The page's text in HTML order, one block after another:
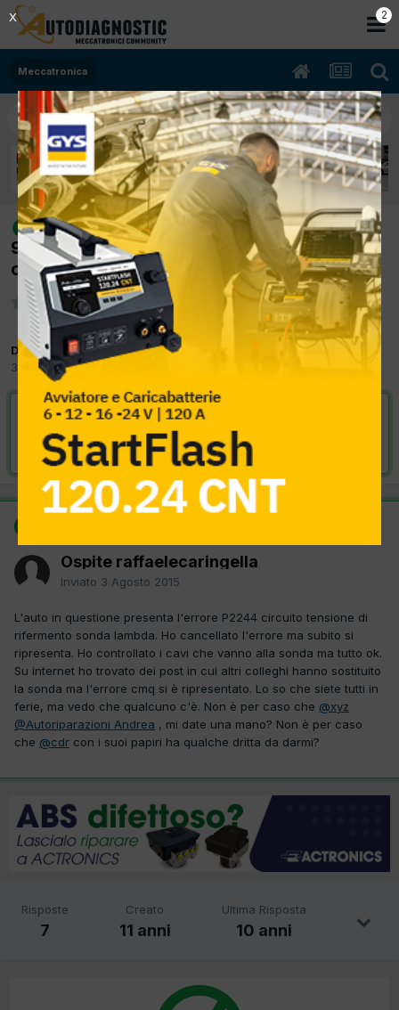
Meccatronica
risolto
[FCA freemont 02/2013 1956cc
939B5000 125Kw Diesel] auto in recovery
con errore P2244
Da Ospite raffaelecaringella
3 Agosto 2015in
VAI ALLA SOLUZIONE
Risolta da Ospite raffaelecaringella,
Ospite raffaelecaringella
Inviato 3 Agosto 2015
L'auto in questione presenta l'errore P2244 circuito tensione di
rifermento sonda lambda. Ho cancellato l'errore ma subito si
ripresenta. Ho controllato i cavi che vanno alla sonda ma tutto ok.
Su internet ho trovato dei post in cui altri colleghi hanno sostituito
la sonda ma l'errore cmq si è ripresentato. Lo so che siete tutti in
ferie, ma vedo che qualcuno c'è. Non è per caso che @xyz
@Autoriparazioni Andrea , mi date una mano? Non è per caso
che @cdr con i suoi papiri ha qualche dritta da darmi?
Risposte
7
Creato
11 anni
Ultima Risposta
10 anni
2
X